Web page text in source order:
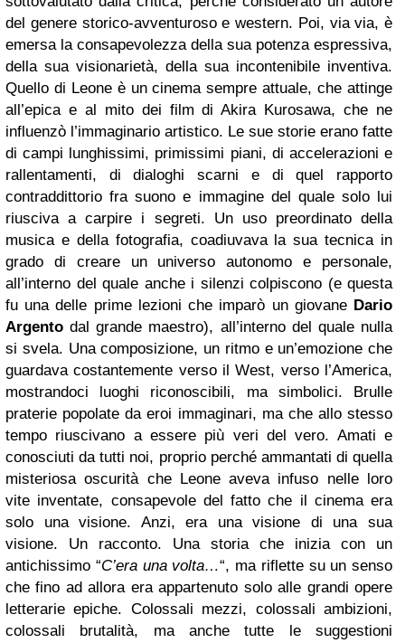
del genere storico-avventuroso e western. Poi, via via, è
emersa la consapevolezza della sua potenza espressiva,
della sua visionarietà, della sua incontenibile inventiva.
Quello di Leone è un cinema sempre attuale, che attinge
all’epica e al mito dei film di Akira Kurosawa, che ne
influenzò l’immaginario artistico. Le sue storie erano fatte
di campi lunghissimi, primissimi piani, di accelerazioni e
rallentamenti, di dialoghi scarni e di quel rapporto
contraddittorio fra suono e immagine del quale solo lui
riusciva a carpire i segreti. Un uso preordinato della
musica e della fotografia, coadiuvava la sua tecnica in
grado di creare un universo autonomo e personale,
all’interno del quale anche i silenzi colpiscono (e questa
fu una delle prime lezioni che imparò un giovane Dario
Argento dal grande maestro), all’interno del quale nulla
si svela. Una composizione, un ritmo e un’emozione che
guardava costantemente verso il West, verso l’America,
mostrandoci luoghi riconoscibili, ma simbolici. Brulle
praterie popolate da eroi immaginari, ma che allo stesso
tempo riuscivano a essere più veri del vero. Amati e
conosciuti da tutti noi, proprio perché ammantati di quella
misteriosa oscurità che Leone aveva infuso nelle loro
vite inventate, consapevole del fatto che il cinema era
solo una visione. Anzi, era una visione di una sua
visione. Un racconto. Una storia che inizia con un
antichissimo “C’era una volta…“, ma riflette su un senso
che fino ad allora era appartenuto solo alle grandi opere
letterarie epiche. Colossali mezzi, colossali ambizioni,
colossali brutalità, ma anche tutte le suggestioni